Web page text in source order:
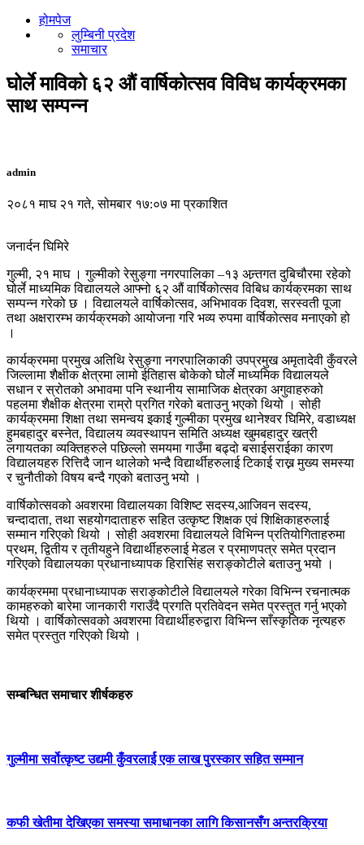
होमपेज
लुम्बिनी प्रदेश
समाचार
घोर्ले माविको ६२ औं वार्षिकोत्सव विविध कार्यक्रमका
साथ सम्पन्न
admin
२०८१ माघ २१ गते, सोमबार १७:०७ मा प्रकाशित
जनार्दन घिमिरे
गुल्मी, २१ माघ । गुल्मीको रेसुङ्गा नगरपालिका –१३ अन्र्तगत दुबिचौरमा रहेको
घोर्ले माध्यमिक विद्यालयले आफ्नो ६२ औं वार्षिकोत्सव विबिध कार्यक्रमका साथ
सम्पन्न गरेको छ । विद्यालयले वार्षिकोत्सव, अभिभावक दिवश, सरस्वती पूजा
तथा अक्षरारम्भ कार्यक्रमको आयोजना गरि भव्य रुपमा वार्षिकोत्सव मनाएको हो
।
कार्यक्रममा प्रमुख अतिथि रेसुङ्गा नगरपालिकाकी उपप्रमुख अमृतादेवी कुँवरले
जिल्लामा शैक्षीक क्षेत्रमा लामो ईतिहास बोकेको घोर्ले माध्यमिक विद्यालयले
सधान र स्रोतको अभावमा पनि स्थानीय सामाजिक क्षेत्रका अगुवाहरुको
पहलमा शैक्षीक क्षेत्रमा राम्रो प्रगित गरेको बताउनु भएको थियो । सोही
कार्यक्रममा शिक्षा तथा समन्वय इकाई गुल्मीका प्रमुख थानेश्वर घिमिरे, वडाध्यक्ष
हुमबहादुर बस्नेत, विद्यालय व्यवस्थापन समिति अध्यक्ष खुमबहादुर खत्री
लगायतका व्यक्तिहरुले पछिल्लो समयमा गाउँमा बढ्दो बसाईसराईका कारण
विद्यालयहरु रित्तिदै जान थालेको भन्दै विद्यार्थीहरुलाई टिकाई राख्न मुख्य समस्या
र चुनौतीको विषय बन्दै गएको बताउनु भयो ।
वार्षिकोत्सवको अवशरमा विद्यालयका विशिष्ट सदस्य,आजिवन सदस्य,
चन्दादाता, तथा सहयोगदाताहरु सहित उत्कृष्ट शिक्षक एवं शिक्षिकाहरुलाई
सम्मान गरिएको थियो । सोही अवशरमा विद्यालयले विभिन्न प्रतियोगिताहरुमा
प्रथम, द्वितीय र तृतीयहुने विद्यार्थीहरुलाई मेडल र प्रमाणपत्र समेत प्रदान
गरिएको विद्यालयका प्रधानाध्यापक हिरासिंह सराङ्कोटीले बताउनु भयो ।
कार्यक्रममा प्रधानाध्यापक सराङ्कोटीले विद्यालयले गरेका विभिन्न रचनात्मक
कामहरुको बारेमा जानकारी गराउँदै प्रगति प्रतिवेदन समेत प्रस्तुत गर्नु भएको
थियो । वार्षिकोत्सवको अवशरमा विद्यार्थीहरुद्वारा विभिन्न साँस्कृतिक नृत्यहरु
समेत प्रस्तुत गरिएको थियो ।
सम्बन्धित समाचार शीर्षकहरु
गुल्मीमा सर्वोत्कृष्ट उद्यमी कुँवरलार्ई एक लाख पुरस्कार सहित सम्मान
कफी खेतीमा देखिएका समस्या समाधानका लागि किसानसँग अन्तरक्रिया